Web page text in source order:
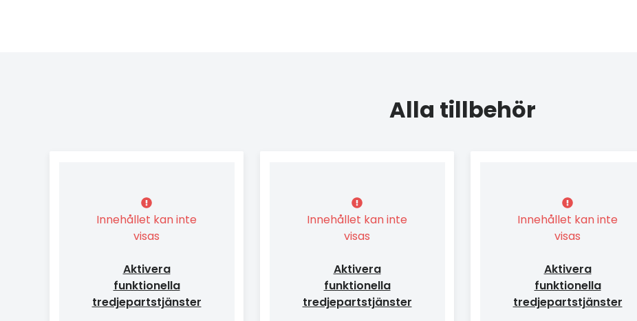
Alla tillbehör
Innehållet kan inte
visas
Aktivera
funktionella
tredjepartstjänster
Innehållet kan inte
visas
Aktivera
funktionella
tredjepartstjänster
Innehållet kan inte
visas
Aktivera
funktionella
tredjepartstjänster